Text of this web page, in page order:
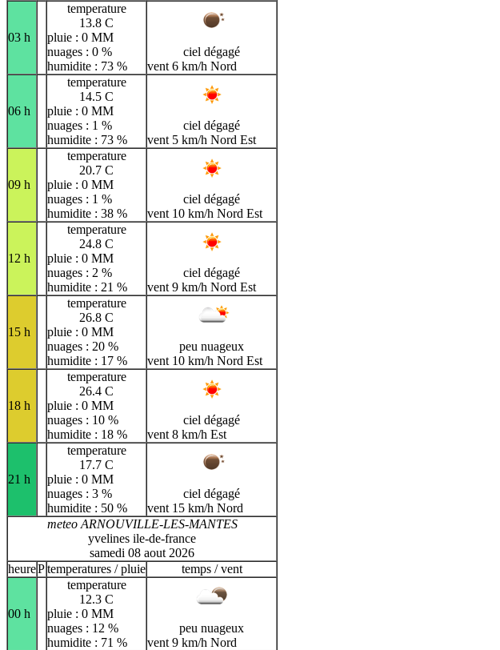
03 h
temperature
13.8 C
pluie : 0 MM
nuages : 0 %
humidite : 73 %
ciel dégagé
vent 6 km/h Nord
06 h
temperature
14.5 C
pluie : 0 MM
nuages : 1 %
humidite : 73 %
ciel dégagé
vent 5 km/h Nord Est
09 h
temperature
20.7 C
pluie : 0 MM
nuages : 1 %
humidite : 38 %
ciel dégagé
vent 10 km/h Nord Est
12 h
temperature
24.8 C
pluie : 0 MM
nuages : 2 %
humidite : 21 %
ciel dégagé
vent 9 km/h Nord Est
15 h
temperature
26.8 C
pluie : 0 MM
nuages : 20 %
humidite : 17 %
peu nuageux
vent 10 km/h Nord Est
18 h
temperature
26.4 C
pluie : 0 MM
nuages : 10 %
humidite : 18 %
ciel dégagé
vent 8 km/h Est
21 h
temperature
17.7 C
pluie : 0 MM
nuages : 3 %
humidite : 50 %
ciel dégagé
vent 15 km/h Nord
meteo ARNOUVILLE-LES-MANTES
yvelines ile-de-france
samedi 08 aout 2026
heurePtemperatures / pluie temps / vent
00 h
temperature
12.3 C
pluie : 0 MM
nuages : 12 %
humidite : 71 %
peu nuageux
vent 9 km/h Nord